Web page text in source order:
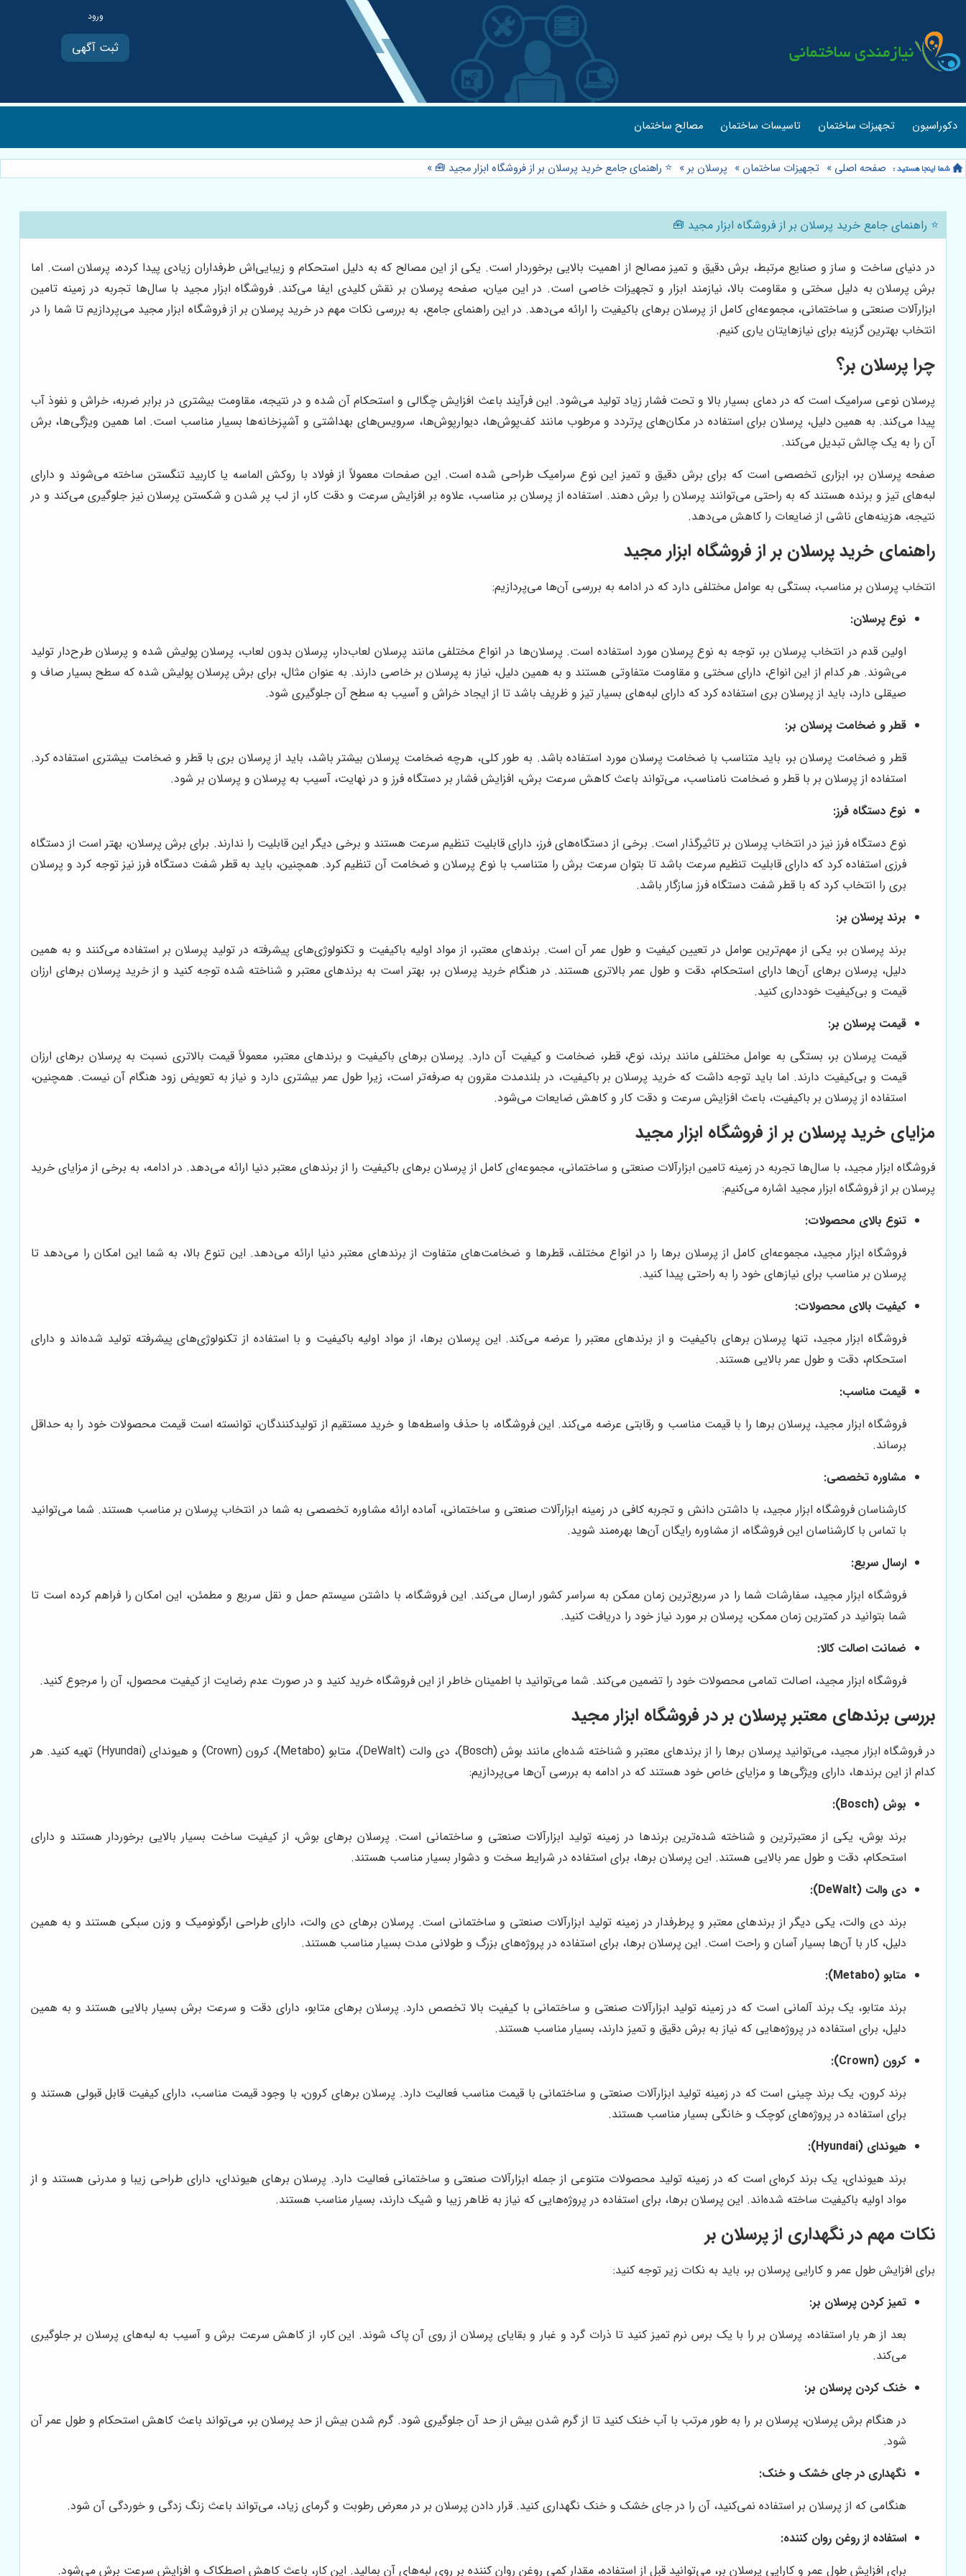
ثبت آگهی
دکوراسیون تجهیزات ساختمان تاسیسات ساختمان مصالح ساختمان
صفحه اصلی » تجهیزات ساختمان » پرسلان بر» ⭐️ راهنمای جامع خرید پرسلان بر از فروشگاه ابزار مجید 🧰 »
⭐️ راهنمای جامع خرید پرسلان بر از فروشگاه ابزار مجید 🧰
در دنیای ساخت و ساز و صنایع مرتبط، برش دقیق و تمیز مصالح از اهمیت بالایی برخوردار است. یکی از این مصالح که به دلیل استحکام و زیبایی‌اش طرفداران زیادی پیدا کرده، پرسلان است. اما
برش پرسلان به دلیل سختی و مقاومت بالا، نیازمند ابزار و تجهیزات خاصی است. در این میان، صفحه پرسلان بر نقش کلیدی ایفا می‌کند. فروشگاه ابزار مجید با سال‌ها تجربه در زمینه تامین
ابزارآلات صنعتی و ساختمانی، مجموعه‌ای کامل از پرسلان برهای باکیفیت را ارائه می‌دهد. در این راهنمای جامع، به بررسی نکات مهم در خرید پرسلان بر از فروشگاه ابزار مجید می‌پردازیم تا شما را در
انتخاب بهترین گزینه برای نیازهایتان یاری کنیم.
چرا پرسلان بر؟
پرسلان نوعی سرامیک است که در دمای بسیار بالا و تحت فشار زیاد تولید می‌شود. این فرآیند باعث افزایش چگالی و استحکام آن شده و در نتیجه، مقاومت بیشتری در برابر ضربه، خراش و نفوذ آب
پیدا می‌کند. به همین دلیل، پرسلان برای استفاده در مکان‌های پرتردد و مرطوب مانند کف‌پوش‌ها، دیوارپوش‌ها، سرویس‌های بهداشتی و آشپزخانه‌ها بسیار مناسب است. اما همین ویژگی‌ها، برش
آن را به یک چالش تبدیل می‌کند.
صفحه پرسلان بر، ابزاری تخصصی است که برای برش دقیق و تمیز این نوع سرامیک طراحی شده است. این صفحات معمولاً از فولاد با روکش الماسه یا کاربید تنگستن ساخته می‌شوند و دارای
لبه‌های تیز و برنده هستند که به راحتی می‌توانند پرسلان را برش دهند. استفاده از پرسلان بر مناسب، علاوه بر افزایش سرعت و دقت کار، از لب پر شدن و شکستن پرسلان نیز جلوگیری می‌کند و در
نتیجه، هزینه‌های ناشی از ضایعات را کاهش می‌دهد.
راهنمای خرید پرسلان بر از فروشگاه ابزار مجید
انتخاب پرسلان بر مناسب، بستگی به عوامل مختلفی دارد که در ادامه به بررسی آن‌ها می‌پردازیم:
نوع پرسلان:
اولین قدم در انتخاب پرسلان بر، توجه به نوع پرسلان مورد استفاده است. پرسلان‌ها در انواع مختلفی مانند پرسلان لعاب‌دار، پرسلان بدون لعاب، پرسلان پولیش شده و پرسلان طرح‌دار تولید
می‌شوند. هر کدام از این انواع، دارای سختی و مقاومت متفاوتی هستند و به همین دلیل، نیاز به پرسلان بر خاصی دارند. به عنوان مثال، برای برش پرسلان پولیش شده که سطح بسیار صاف و
صیقلی دارد، باید از پرسلان بری استفاده کرد که دارای لبه‌های بسیار تیز و ظریف باشد تا از ایجاد خراش و آسیب به سطح آن جلوگیری شود.
قطر و ضخامت پرسلان بر:
قطر و ضخامت پرسلان بر، باید متناسب با ضخامت پرسلان مورد استفاده باشد. به طور کلی، هرچه ضخامت پرسلان بیشتر باشد، باید از پرسلان بری با قطر و ضخامت بیشتری استفاده کرد.
استفاده از پرسلان بر با قطر و ضخامت نامناسب، می‌تواند باعث کاهش سرعت برش، افزایش فشار بر دستگاه فرز و در نهایت، آسیب به پرسلان و پرسلان بر شود.
نوع دستگاه فرز:
نوع دستگاه فرز نیز در انتخاب پرسلان بر تاثیرگذار است. برخی از دستگاه‌های فرز، دارای قابلیت تنظیم سرعت هستند و برخی دیگر این قابلیت را ندارند. برای برش پرسلان، بهتر است از دستگاه
فرزی استفاده کرد که دارای قابلیت تنظیم سرعت باشد تا بتوان سرعت برش را متناسب با نوع پرسلان و ضخامت آن تنظیم کرد. همچنین، باید به قطر شفت دستگاه فرز نیز توجه کرد و پرسلان
بری را انتخاب کرد که با قطر شفت دستگاه فرز سازگار باشد.
برند پرسلان بر:
برند پرسلان بر، یکی از مهم‌ترین عوامل در تعیین کیفیت و طول عمر آن است. برندهای معتبر، از مواد اولیه باکیفیت و تکنولوژی‌های پیشرفته در تولید پرسلان بر استفاده می‌کنند و به همین
دلیل، پرسلان برهای آن‌ها دارای استحکام، دقت و طول عمر بالاتری هستند. در هنگام خرید پرسلان بر، بهتر است به برندهای معتبر و شناخته شده توجه کنید و از خرید پرسلان برهای ارزان
قیمت و بی‌کیفیت خودداری کنید.
قیمت پرسلان بر:
قیمت پرسلان بر، بستگی به عوامل مختلفی مانند برند، نوع، قطر، ضخامت و کیفیت آن دارد. پرسلان برهای باکیفیت و برندهای معتبر، معمولاً قیمت بالاتری نسبت به پرسلان برهای ارزان
قیمت و بی‌کیفیت دارند. اما باید توجه داشت که خرید پرسلان بر باکیفیت، در بلندمدت مقرون به صرفه‌تر است، زیرا طول عمر بیشتری دارد و نیاز به تعویض زود هنگام آن نیست. همچنین،
استفاده از پرسلان بر باکیفیت، باعث افزایش سرعت و دقت کار و کاهش ضایعات می‌شود.
مزایای خرید پرسلان بر از فروشگاه ابزار مجید
فروشگاه ابزار مجید، با سال‌ها تجربه در زمینه تامین ابزارآلات صنعتی و ساختمانی، مجموعه‌ای کامل از پرسلان برهای باکیفیت را از برندهای معتبر دنیا ارائه می‌دهد. در ادامه، به برخی از مزایای خرید
پرسلان بر از فروشگاه ابزار مجید اشاره می‌کنیم:
تنوع بالای محصولات:
فروشگاه ابزار مجید، مجموعه‌ای کامل از پرسلان برها را در انواع مختلف، قطرها و ضخامت‌های متفاوت از برندهای معتبر دنیا ارائه می‌دهد. این تنوع بالا، به شما این امکان را می‌دهد تا
پرسلان بر مناسب برای نیازهای خود را به راحتی پیدا کنید.
کیفیت بالای محصولات:
فروشگاه ابزار مجید، تنها پرسلان برهای باکیفیت و از برندهای معتبر را عرضه می‌کند. این پرسلان برها، از مواد اولیه باکیفیت و با استفاده از تکنولوژی‌های پیشرفته تولید شده‌اند و دارای
استحکام، دقت و طول عمر بالایی هستند.
قیمت مناسب:
فروشگاه ابزار مجید، پرسلان برها را با قیمت مناسب و رقابتی عرضه می‌کند. این فروشگاه، با حذف واسطه‌ها و خرید مستقیم از تولیدکنندگان، توانسته است قیمت محصولات خود را به حداقل
برساند.
مشاوره تخصصی:
کارشناسان فروشگاه ابزار مجید، با داشتن دانش و تجربه کافی در زمینه ابزارآلات صنعتی و ساختمانی، آماده ارائه مشاوره تخصصی به شما در انتخاب پرسلان بر مناسب هستند. شما می‌توانید
با تماس با کارشناسان این فروشگاه، از مشاوره رایگان آن‌ها بهره‌مند شوید.
ارسال سریع:
فروشگاه ابزار مجید، سفارشات شما را در سریع‌ترین زمان ممکن به سراسر کشور ارسال می‌کند. این فروشگاه، با داشتن سیستم حمل و نقل سریع و مطمئن، این امکان را فراهم کرده است تا
شما بتوانید در کمترین زمان ممکن، پرسلان بر مورد نیاز خود را دریافت کنید.
ضمانت اصالت کالا:
فروشگاه ابزار مجید، اصالت تمامی محصولات خود را تضمین می‌کند. شما می‌توانید با اطمینان خاطر از این فروشگاه خرید کنید و در صورت عدم رضایت از کیفیت محصول، آن را مرجوع کنید.
بررسی برندهای معتبر پرسلان بر در فروشگاه ابزار مجید
در فروشگاه ابزار مجید، می‌توانید پرسلان برها را از برندهای معتبر و شناخته شده‌ای مانند بوش (Bosch)، دی والت (DeWalt)، متابو (Metabo)، کرون (Crown) و هیوندای (Hyundai) تهیه کنید. هر
کدام از این برندها، دارای ویژگی‌ها و مزایای خاص خود هستند که در ادامه به بررسی آن‌ها می‌پردازیم:
بوش (Bosch):
برند بوش، یکی از معتبرترین و شناخته شده‌ترین برندها در زمینه تولید ابزارآلات صنعتی و ساختمانی است. پرسلان برهای بوش، از کیفیت ساخت بسیار بالایی برخوردار هستند و دارای
استحکام، دقت و طول عمر بالایی هستند. این پرسلان برها، برای استفاده در شرایط سخت و دشوار بسیار مناسب هستند.
دی والت (DeWalt):
برند دی والت، یکی دیگر از برندهای معتبر و پرطرفدار در زمینه تولید ابزارآلات صنعتی و ساختمانی است. پرسلان برهای دی والت، دارای طراحی ارگونومیک و وزن سبکی هستند و به همین
دلیل، کار با آن‌ها بسیار آسان و راحت است. این پرسلان برها، برای استفاده در پروژه‌های بزرگ و طولانی مدت بسیار مناسب هستند.
متابو (Metabo):
برند متابو، یک برند آلمانی است که در زمینه تولید ابزارآلات صنعتی و ساختمانی با کیفیت بالا تخصص دارد. پرسلان برهای متابو، دارای دقت و سرعت برش بسیار بالایی هستند و به همین
دلیل، برای استفاده در پروژه‌هایی که نیاز به برش دقیق و تمیز دارند، بسیار مناسب هستند.
کرون (Crown):
برند کرون، یک برند چینی است که در زمینه تولید ابزارآلات صنعتی و ساختمانی با قیمت مناسب فعالیت دارد. پرسلان برهای کرون، با وجود قیمت مناسب، دارای کیفیت قابل قبولی هستند و
برای استفاده در پروژه‌های کوچک و خانگی بسیار مناسب هستند.
هیوندای (Hyundai):
برند هیوندای، یک برند کره‌ای است که در زمینه تولید محصولات متنوعی از جمله ابزارآلات صنعتی و ساختمانی فعالیت دارد. پرسلان برهای هیوندای، دارای طراحی زیبا و مدرنی هستند و از
مواد اولیه باکیفیت ساخته شده‌اند. این پرسلان برها، برای استفاده در پروژه‌هایی که نیاز به ظاهر زیبا و شیک دارند، بسیار مناسب هستند.
نکات مهم در نگهداری از پرسلان بر
برای افزایش طول عمر و کارایی پرسلان بر، باید به نکات زیر توجه کنید:
تمیز کردن پرسلان بر:
بعد از هر بار استفاده، پرسلان بر را با یک برس نرم تمیز کنید تا ذرات گرد و غبار و بقایای پرسلان از روی آن پاک شوند. این کار، از کاهش سرعت برش و آسیب به لبه‌های پرسلان بر جلوگیری
می‌کند.
خنک کردن پرسلان بر:
در هنگام برش پرسلان، پرسلان بر را به طور مرتب با آب خنک کنید تا از گرم شدن بیش از حد آن جلوگیری شود. گرم شدن بیش از حد پرسلان بر، می‌تواند باعث کاهش استحکام و طول عمر آن
شود.
نگهداری در جای خشک و خنک:
هنگامی که از پرسلان بر استفاده نمی‌کنید، آن را در جای خشک و خنک نگهداری کنید. قرار دادن پرسلان بر در معرض رطوبت و گرمای زیاد، می‌تواند باعث زنگ زدگی و خوردگی آن شود.
استفاده از روغن روان کننده:
برای افزایش طول عمر و کارایی پرسلان بر، می‌توانید قبل از استفاده، مقدار کمی روغن روان کننده بر روی لبه‌های آن بمالید. این کار، باعث کاهش اصطکاک و افزایش سرعت برش می‌شود.